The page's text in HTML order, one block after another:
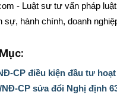
- Luật sư tư vấn pháp
sự, hành chính, doanh
CP điều kiện đầu tư
NĐ-CP sửa đổi Nghị định